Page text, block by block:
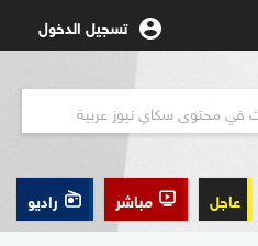
تسجيل الدخول
عاجل مباشر راديو